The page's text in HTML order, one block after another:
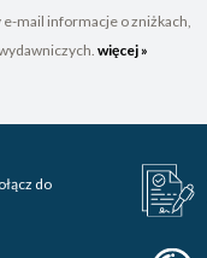
e-mail informacje o zniżkach,
więcej »
do